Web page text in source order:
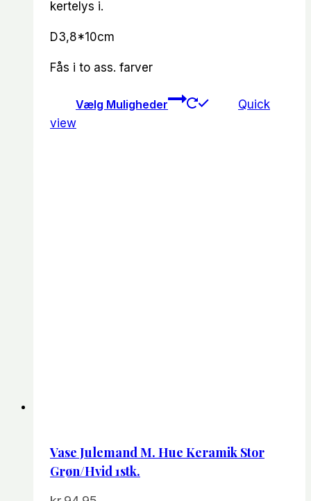
kertelys i.
D3,8*10cm
Fås i to ass. farver
Vælg Muligheder
Dette
Quick
view
Vase Julemand M. Hue Keramik Stor
Grøn/hvid 1stk.